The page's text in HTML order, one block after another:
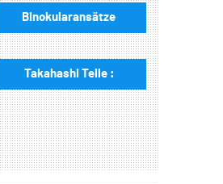
Binokularansätze
Takahashi Teile :